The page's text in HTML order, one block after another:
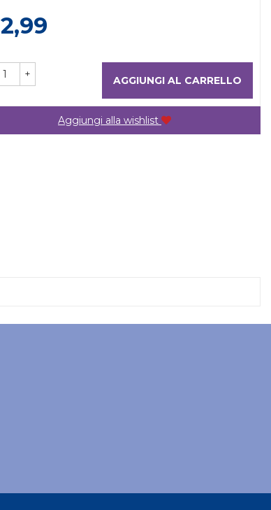
+ AGGIUNGI AL CARRELLO
Aggiungi alla wishlist